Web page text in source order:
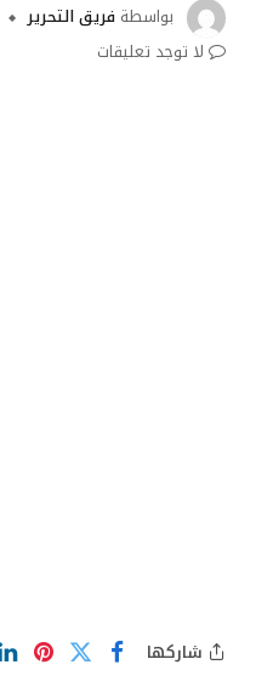
بواسطة فريق التحرير
لا توجد تعليقات
شاركها